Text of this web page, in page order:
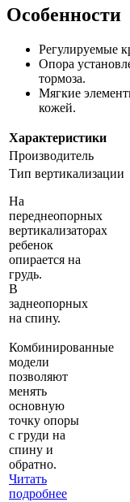
Особенности
Регулируемые
Опора
тормоза.
Мягкие
кожей.
Характеристики
Производитель
Тип вертикализации
На
переднеопорных
вертикализаторах
ребенок
опирается на
грудь.
В
заднеопорных
на спину.
Комбинированные
модели
позволяют
менять
основную
точку опоры
с груди на
спину и
обратно.
Читать
подробнее